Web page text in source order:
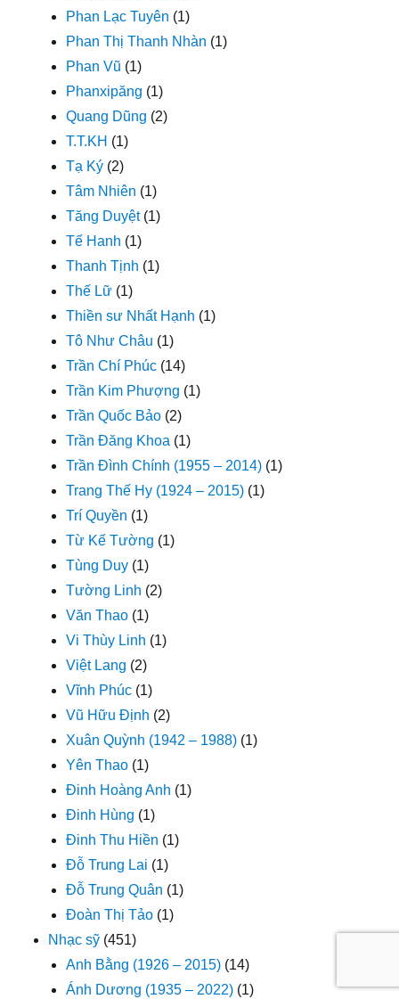
Phan Lạc Tuyên (1)
Phan Thị Thanh Nhàn (1)
Phan Vũ (1)
Phanxipăng (1)
Quang Dũng (2)
T.T.KH (1)
Tạ Ký (2)
Tâm Nhiên (1)
Tăng Duyệt(1)
Tế Hanh (1)
Thanh Tịnh (1)
Thế Lữ (1)
Thiền sư Nhất Hạnh (1)
Tô Như Châu (1)
Trần Chí Phúc (14)
Trần Kim Phượng (1)
Trần Quốc Bảo (2)
Trần Đăng Khoa (1)
Trần Đình Chính (1955 – 2014) (1)
Trang Thế Hy (1924 – 2015) (1)
Trí Quyền (1)
Từ Kế Tường (1)
Tùng Duy (1)
Tường Linh (2)
Văn Thao (1)
Vi Thùy Linh (1)
Việt Lang (2)
Vĩnh Phúc (1)
Vũ Hữu Định (2)
Xuân Quỳnh (1942 – 1988) (1)
Yên Thao (1)
Đinh Hoàng Anh (1)
Đinh Hùng (1)
Đinh Thu Hiền (1)
Đỗ Trung Lai (1)
Đỗ Trung Quân (1)
Đoàn Thị Tảo (1)
Nhạc sỹ (451)
Anh Bằng (1926 – 2015) (14)
Ánh Dương (1935 – 2022) (1)